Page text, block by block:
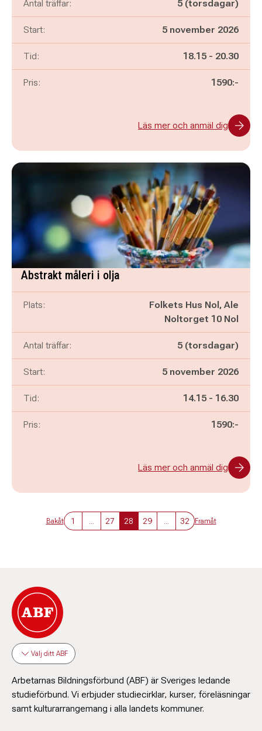
Antal träffar: 5 (torsdagar)
Start: 5 november 2026
Tid: Pågår mellan
18.15 - och
20.30
Pris: 1590:-
Läs mer och anmäl dig
Abstrakt måleri i olja
Plats:
Folkets Hus Nol, Ale
Noltorget 10 Nol
Antal träffar: 5 (torsdagar)
Start: 5 november 2026
Tid: Pågår mellan
14.15 - och
16.30
Pris: 1590:-
Läs mer och anmäl dig
Bakåt 1 27 28 29 32 Framåt
Välj ditt ABF
Arbetarnas Bildningsförbund (ABF) är Sveriges ledande
studieförbund. Vi erbjuder studiecirklar, kurser, föreläsningar
samt kulturarrangemang i alla landets kommuner.